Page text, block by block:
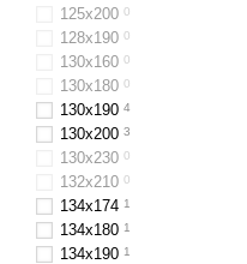
125х200 0
128x190 0
130х160 0
130x180 0
130х190 4
130x200 3
130x230 0
132х210 0
134х174 1
134х180 1
134х190 1